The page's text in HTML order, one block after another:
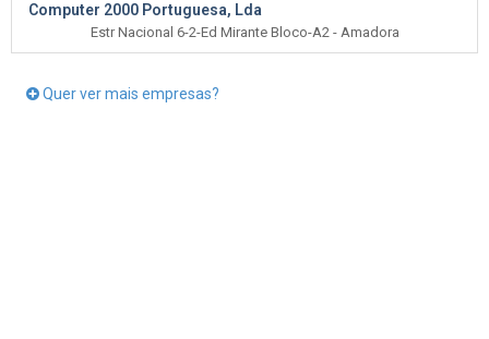
Computer 2000 Portuguesa, Lda
Estr Nacional 6-2-Ed Mirante Bloco-A2 - Amadora
Quer ver mais empresas?